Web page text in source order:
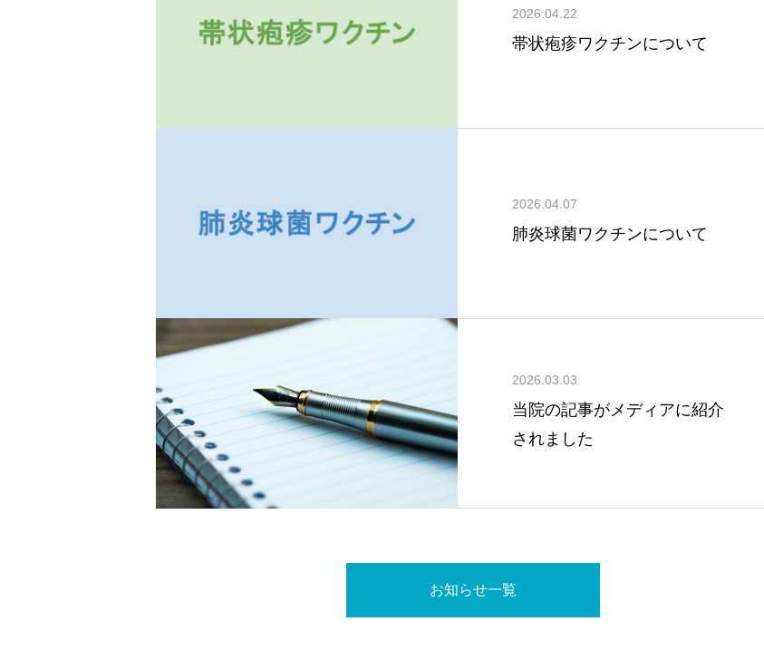
2026.04.22
帯状疱疹ワクチンについて
2026.04.07
肺炎球菌ワクチンについて
2026.03.03
当院の記事がメディアに紹介
されました
お知らせ一覧